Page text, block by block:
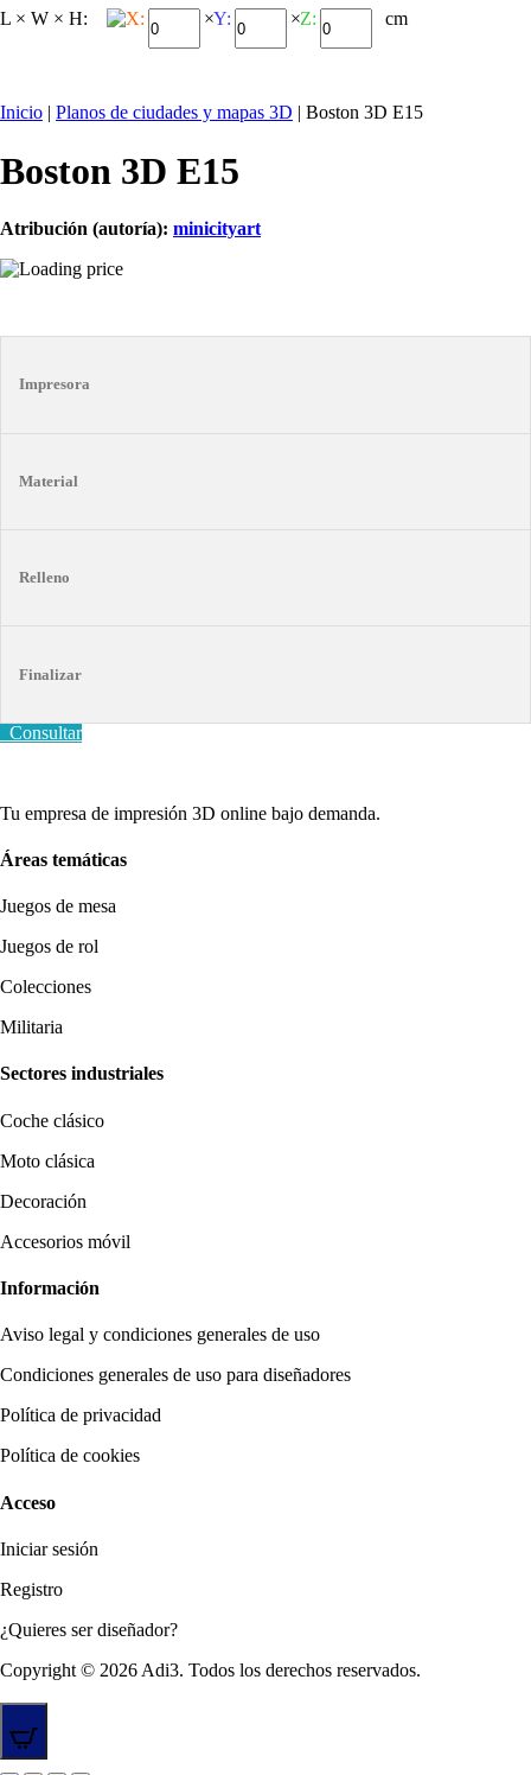
L × W × H: X: ×Y: ×Z: cm
Inicio | Planos de ciudades y mapas 3D | Boston 3D E15
Boston 3D E15
Atribución (autoría): minicityart
Impresora
Material
Relleno
Finalizar
Consultar
Tu empresa de impresión 3D online bajo demanda.
Áreas temáticas
Juegos de mesa
Juegos de rol
Colecciones
Militaria
Sectores industriales
Coche clásico
Moto clásica
Decoración
Accesorios móvil
Información
Aviso legal y condiciones generales de uso
Condiciones generales de uso para diseñadores
Política de privacidad
Política de cookies
Acceso
Iniciar sesión
Registro
¿Quieres ser diseñador?
Copyright © 2026 Adi3. Todos los derechos reservados.